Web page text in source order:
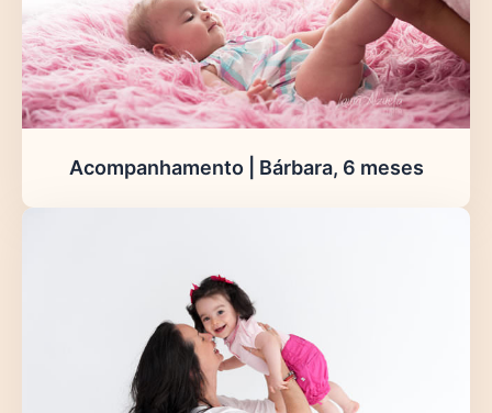
Acompanhamento | Bárbara, 6 meses